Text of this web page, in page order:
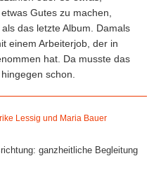
Gutes zu machen,
das letzte Album. Damals
einem Arbeiterjob, der in
hat. Da musste das
schon.
Lessig und Maria Bauer
ganzheitliche Begleitung